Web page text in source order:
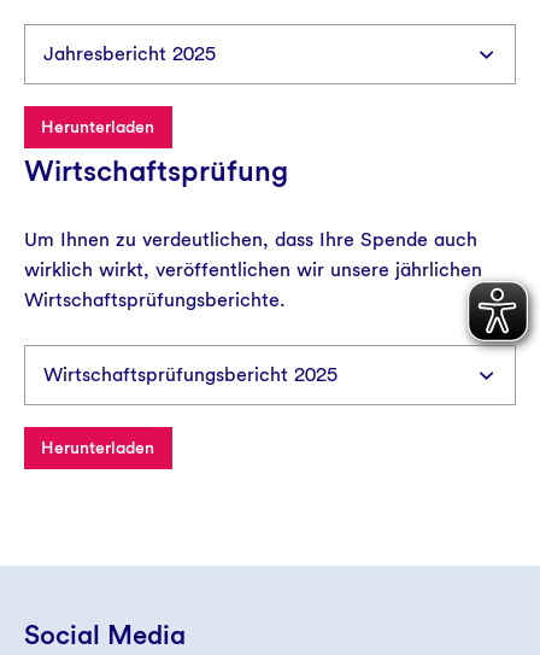
Herunterladen
Wirtschaftsprüfung
Um Ihnen zu verdeutlichen, dass Ihre Spende auch
wirklich wirkt, veröffentlichen wir unsere jährlichen
Wirtschaftsprüfungsberichte.
Herunterladen
Social Media